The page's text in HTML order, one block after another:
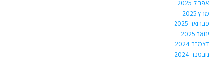
אפריל 2025
מרץ 2025
פברואר 2025
ינואר 2025
דצמבר 2024
נובמבר 2024